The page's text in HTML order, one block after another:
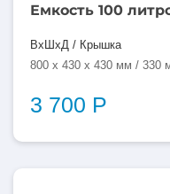
Емкость 100
ВхШхД / Крышка
800 x 430 x 430 мм / 330
3 700 Р